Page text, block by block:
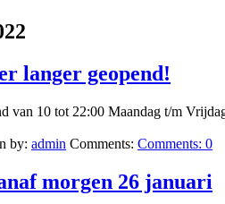
langer geopend!
van 10 tot 22:00 Maandag t/m
by: admin Comments: Comments: 0
morgen 26 januari